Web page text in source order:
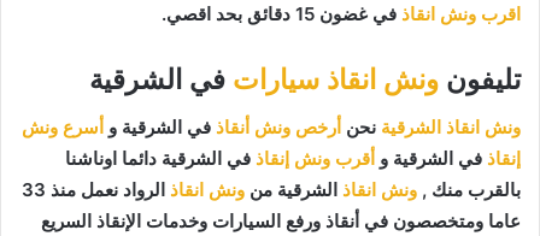
اقرب ونش انقاذ في غضون 15 دقائق بحد اقصي.
تليفون ونش انقاذ سيارات في الشرقية
ونش انقاذ الشرقية نحن أرخص ونش أنقاذ في الشرقية و أسرع ونش
إنقاذ في الشرقية و أقرب ونش إنقاذ في الشرقية دائما اوناشنا
بالقرب منك , ونش انقاذ الشرقية من ونش انقاذ
الرواد نعمل منذ 33
عاما ومتخصصون في أنقاذ ورفع السيارات وخدمات الإنقاذ السريع